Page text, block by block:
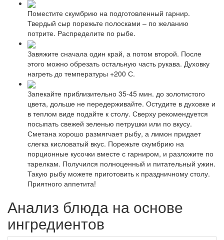
Поместите скумбрию на подготовленный гарнир.
Твердый сыр порежьте полосками – по желанию
потрите. Распределите по рыбе.
Завяжите сначала один край, а потом второй. После
этого можно обрезать остальную часть рукава. Духовку
нагреть до температуры +200 С.
Запекайте приблизительно 35-45 мин. до золотистого
цвета, дольше не передерживайте. Остудите в духовке и
в теплом виде подайте к столу. Сверху рекомендуется
посыпать свежей зеленью петрушки или по вкусу.
Сметана хорошо размягчает рыбу, а лимон придает
слегка кисловатый вкус. Порежьте скумбрию на
порционные кусочки вместе с гарниром, и разложите по
тарелкам. Получился полноценный и питательный ужин.
Такую рыбу можете приготовить к праздничному столу.
Приятного аппетита!
Анализ блюда на основе
ингредиентов